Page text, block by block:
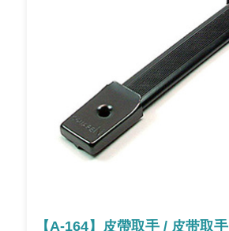
【A-164】皮帶取手 / 皮带取手